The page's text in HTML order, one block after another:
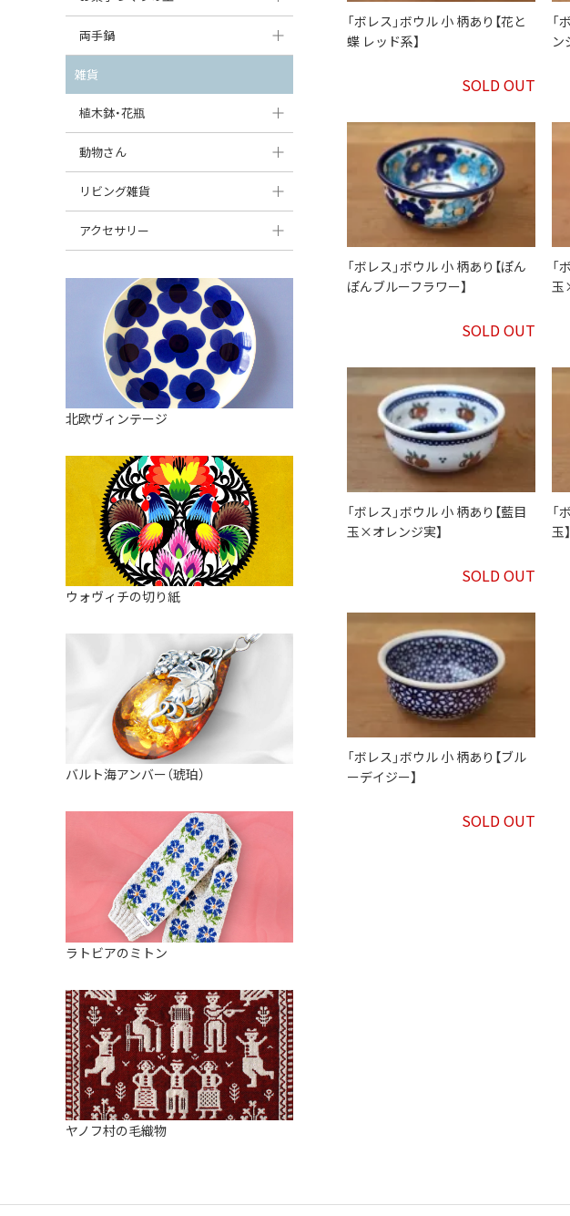
「ボレス」ボウル 小 柄あり【花と
蝶 レッド系】
SOLD OUT
「
ン
「ボレス」ボウル 小 柄あり【ぽん
ぽんブルーフラワー】
SOLD OUT
「
玉
「ボレス」ボウル 小 柄あり【藍目
玉×オレンジ実】
SOLD OUT
「
玉】
「ボレス」ボウル 小 柄あり【ブル
ーデイジー】
SOLD OUT
ハート型プレート
変形プレート
分割ディッシュ
すべて見る
オーバルボウル
ハートボウル
葉っぱ型ボウル
りんご型ボウル
いちご型ボウル
星型ボウル
スープカップ
そば猪口・フリーカップ
ココット
薬味入れ
ミキシングボウル
すべて見る
ガーリックキャニスター
チーズケース
バターディッシュ
六角形ポット
ボトル
すべて見る
ケーキスタンド
カトラリー
はしおき・カトラリーレスト
中型（18〜24cm）
スクエアオーブンディッシュ
オーバルオーブンディッシュ
すべて見る
パウンド型
マフィン型
すべて見る
両手鍋
チュリーン
キャセロール
すべて見る
雑貨
植木鉢・花瓶
植木鉢
花瓶
動物さん
フィギュア・置物
貯金箱
オーナメント
クリーマー
リビング雑貨
スツール
バス・洗面用品
家具小物
小物入れ
アロマポット
バスケット
装飾用タイル・プレート
ミニチュア
天使さま
カードスタンド
マグネット
すべて見る
アクセサリー
ペンダントトップ
すべて見る
北欧ヴィンテージ
ウォヴィチの切り紙
バルト海アンバー（琥珀）
ラトビアのミトン
ヤノフ村の毛織物